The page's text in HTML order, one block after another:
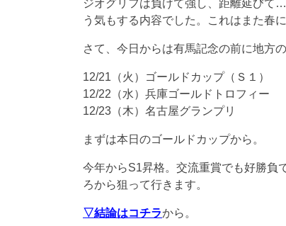
ジオグリフは負けて強し、距離延びて
う気もする内容でした。これはまた春に
さて、今日からは有馬記念の前に地方
12/21（火）ゴールドカップ（Ｓ１）
12/22（水）兵庫ゴールドトロフィー
12/23（木）名古屋グランプリ
まずは本日のゴールドカップから。
今年からS1昇格。交流重賞でも好勝負
ろから狙って行きます。
▽結論はコチラから。